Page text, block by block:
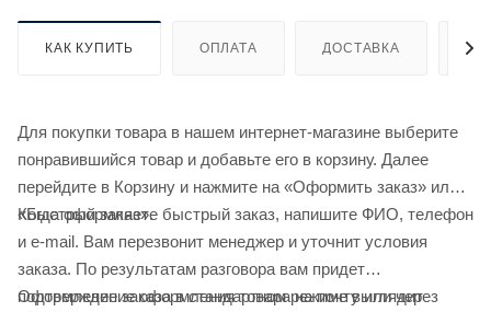
КАК КУПИТЬ ОПЛАТА ДОСТАВКА
Для покупки товара в нашем интернет-магазине выберите
понравившийся товар и добавьте его в корзину. Далее
перейдите в Корзину и нажмите на «Оформить заказ» или
«Быстрый заказ».
Когда оформляете быстрый заказ, напишите ФИО, телефон
и e-mail. Вам перезвонит менеджер и уточнит условия
заказа. По результатам разговора вам придет
подтверждение оформления товара на почту или через
Оформление заказа в стандартном режиме выглядит